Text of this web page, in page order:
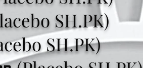
SH.PK)
SH.PK)